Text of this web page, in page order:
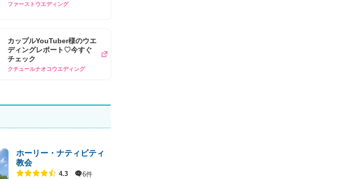
ファーストウエディング
カップルYouTuber様のウエ
ディングレポート♡今すぐ
チェック
クチュールナオコウエディング
ホーリー・ナティビティ
教会
点数
4.3 6件